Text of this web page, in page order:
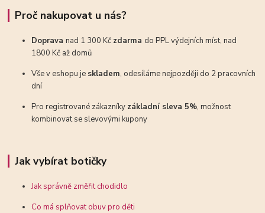
Proč nakupovat u nás?
Dopravanad 1 300 Kč zdarma do PPL výdejních míst, nad
1800 Kč až domů
Vše v eshopu je skladem, odesíláme nejpozději do 2 pracovních
dní
Pro registrované zákazníky základní sleva 5%, možnost
kombinovat se slevovými kupony
Jak vybírat botičky
Jak správně změřit chodidlo
Co má splňovat obuv pro děti